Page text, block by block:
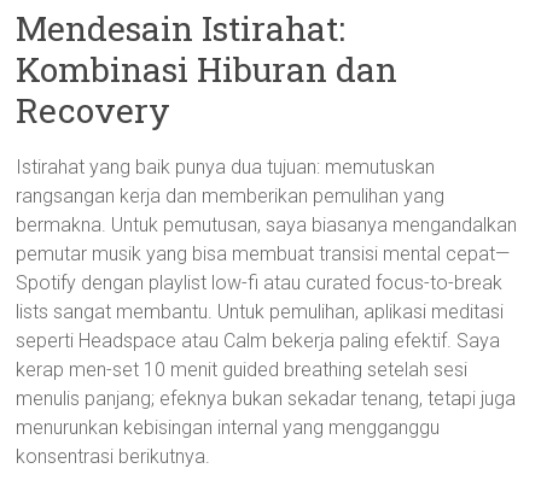
Mendesain Istirahat:
Kombinasi Hiburan dan
Recovery
Istirahat yang baik punya dua tujuan: memutuskan
rangsangan kerja dan memberikan pemulihan yang
bermakna. Untuk pemutusan, saya biasanya mengandalkan
pemutar musik yang bisa membuat transisi mental cepat—
Spotify dengan playlist low-fi atau curated focus-to-break
lists sangat membantu. Untuk pemulihan, aplikasi meditasi
seperti Headspace atau Calm bekerja paling efektif. Saya
kerap men-set 10 menit guided breathing setelah sesi
menulis panjang; efeknya bukan sekadar tenang, tetapi juga
menurunkan kebisingan internal yang mengganggu
konsentrasi berikutnya.